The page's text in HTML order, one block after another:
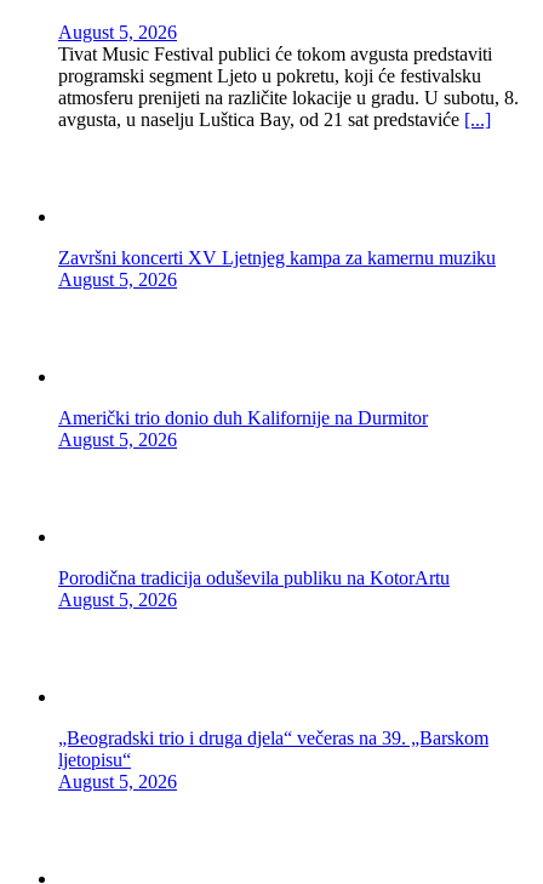
August 5, 2026
Tivat Music Festival publici će tokom avgusta predstaviti
programski segment Ljeto u pokretu, koji će festivalsku
atmosferu prenijeti na različite lokacije u gradu. U subotu, 8.
avgusta, u naselju Luštica Bay, od 21 sat predstaviće [...]
Završni koncerti XV Ljetnjeg kampa za kamernu muziku
August 5, 2026
Američki trio donio duh Kalifornije na Durmitor
August 5, 2026
Porodična tradicija oduševila publiku na KotorArtu
August 5, 2026
„Beogradski trio i druga djela“ večeras na 39. „Barskom
ljetopisu“
August 5, 2026